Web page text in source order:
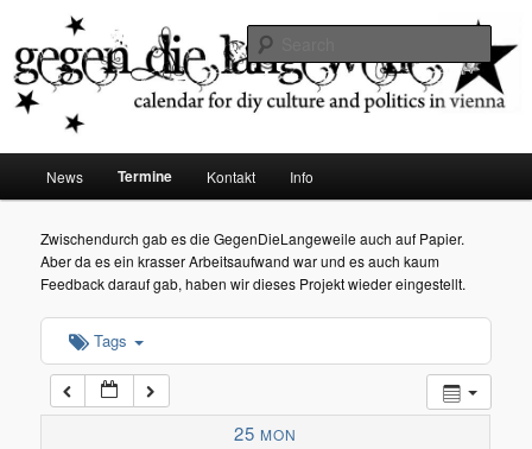
Gegen die Langeweile
diy dates vienna
Skip
to
primary
content
News Termine Kontakt Info
Zwischendurch gab es die GegenDieLangeweile auch auf Papier.
Aber da es ein krasser Arbeitsaufwand war und es auch kaum
Feedback darauf gab, haben wir dieses Projekt wieder eingestellt.
Tags
25 MON
02:00
03:00
04:00
05:00
06:00
07:00